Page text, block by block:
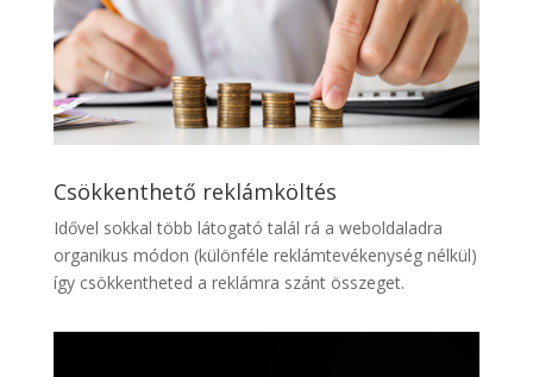
Csökkenthető reklámköltés
Idővel sokkal több látogató talál rá a weboldaladra
organikus módon (különféle reklámtevékenység nélkül)
így csökkentheted a reklámra szánt összeget.